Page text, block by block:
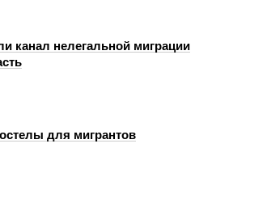
канал нелегальной миграции
для мигрантов